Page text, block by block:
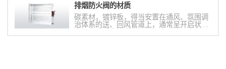
排烟防火阀的材质
碳素材，镀锌板，得当安置在通风、氛围调
治体系的送、回风管道上，通常呈开启状